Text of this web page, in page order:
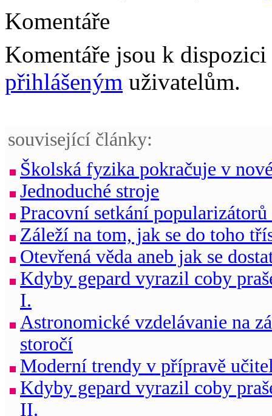
Komentáře
Komentáře jsou k
přihlášeným uživatelům.
související články:
Školská fyzika pokračuje v
Jednoduché stroje
Pracovní setkání
Záleží na tom, jak se do toho
Otevřená věda aneb jak se
Kdyby gepard vyrazil coby
I.
Astronomické vzdelávanie na
storočí
Moderní trendy v přípravě
Kdyby gepard vyrazil coby
II.